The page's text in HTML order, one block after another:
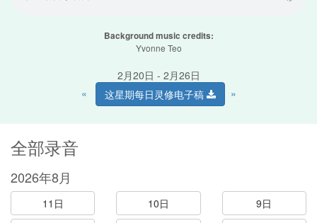
Background music credits:
Yvonne Teo
2月20日 - 2月26日
«
这星期每日灵修电子稿 »
全部录音
2026年8月
11日 10日
9日